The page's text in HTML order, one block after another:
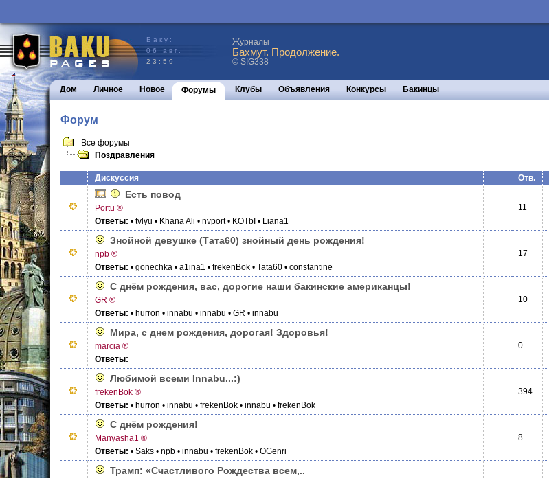
Баку:
06 авг.
23:59
Журналы
Бахмут. Продолжение.
© SIG338
Дом Личное Новое Форумы Клубы Объявления Конкурсы Бакинцы
Форум
Все форумы
Поздравления
Дискуссия Отв.
Есть повод
Portu ®
Ответы: • tvlyu • Khana Ali • nvport • KOTbI • Liana1
11
Знойной девушке (Тата60) знойный день рождения!
npb ®
Ответы: • gonechka • a1ina1 • frekenBok • Tata60 • constantine
17
С днём рождения, вас, дорогие наши бакинские американцы!
GR ®
Ответы: • hurron • innabu • innabu • GR • innabu
10
Мира, с днем рождения, дорогая! Здоровья!
marcia ®
Ответы:
0
Любимой всеми Innabu...:)
frekenBok ®
Ответы: • hurron • innabu • frekenBok • innabu • frekenBok
394
С днём рождения!
Manyasha1 ®
Ответы: • Saks • npb • innabu • frekenBok • OGenri
8
Трамп: «Счастливого Рождества всем,..